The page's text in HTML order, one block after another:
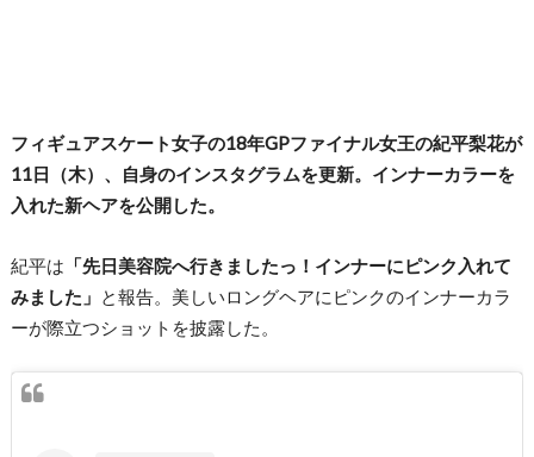
フィギュアスケート女子の18年GPファイナル女王の紀平梨花が
11日（木）、自身のインスタグラムを更新。インナーカラーを
入れた新ヘアを公開した。
紀平は 「先日美容院へ行きましたっ！インナーにピンク入れて
みました」 と報告。美しいロングヘアにピンクのインナーカラ
ーが際立つショットを披露した。